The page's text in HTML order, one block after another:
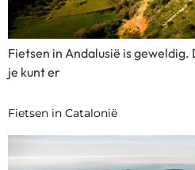
Fietsen in Andalusië is
je kunt er
Fietsen in Catalonië